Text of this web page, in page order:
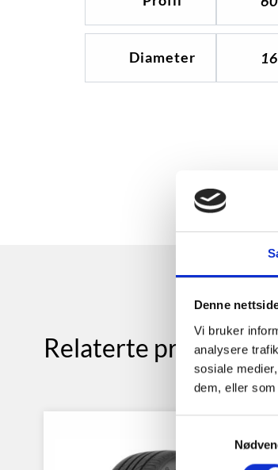
Denne
Vi bruker
analysere
sosiale
dem, eller
Diameter 16
Relaterte produkter